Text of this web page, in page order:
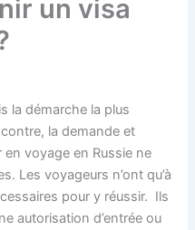
un visa
la démarche la plus
la demande et
voyage en Russie ne
Les voyageurs n’ont qu’à
pour y réussir. Ils
autorisation d’entrée ou